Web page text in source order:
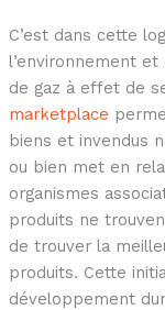
C’est dans cette
l’environnement
de gaz à effet de
marketplace
biens et invendus
ou bien met en
organismes
produits ne
de trouver la
produits. Cette
développement